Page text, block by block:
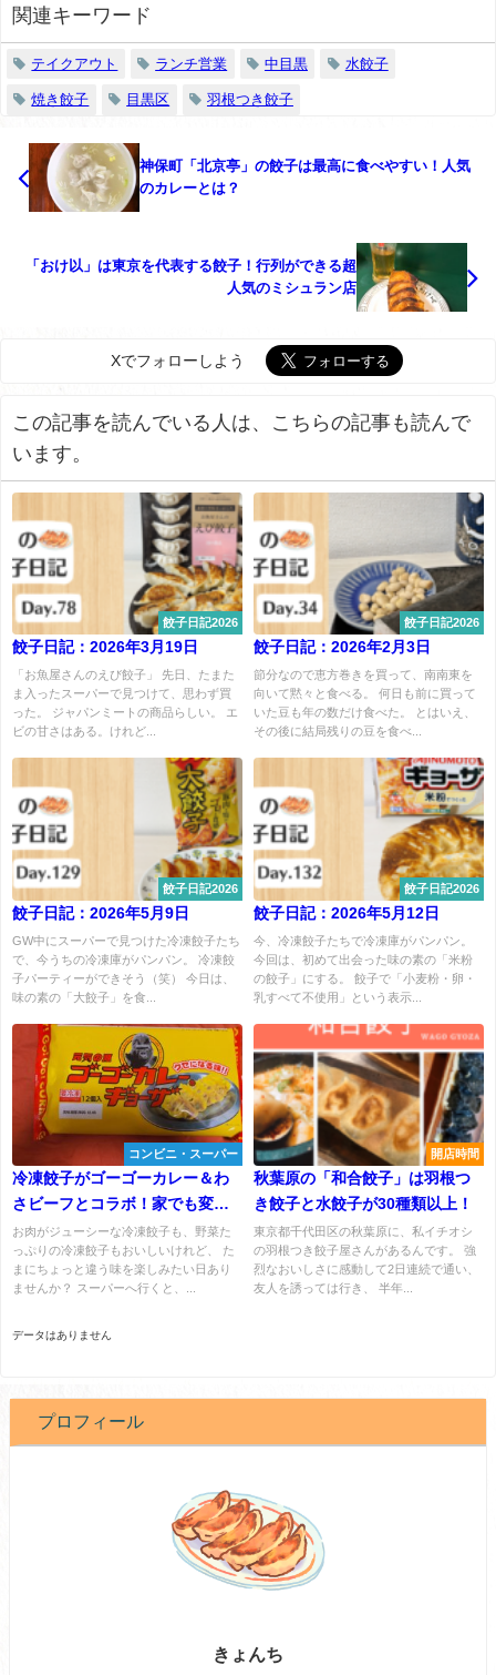
関連キーワード
テイクアウト ランチ営業 中目黒 水餃子
焼き餃子 目黒区 羽根つき餃子
神保町「北京亭」の餃子は最高に食べやすい！人気
のカレーとは？
「おけ以」は東京を代表する餃子！行列ができる超
人気のミシュラン店
Xでフォローしよう
この記事を読んでいる人は、こちらの記事も読んで
います。
餃子日記2026
餃子日記：2026年3月19日
「お魚屋さんのえび餃子」 先日、たまた
ま入ったスーパーで見つけて、思わず買
った。 ジャパンミートの商品らしい。 エ
ビの甘さはある。けれど...
餃子日記2026
餃子日記：2026年2月3日
節分なので恵方巻きを買って、南南東を
向いて黙々と食べる。 何日も前に買って
いた豆も年の数だけ食べた。 とはいえ、
その後に結局残りの豆を食べ...
餃子日記2026
餃子日記：2026年5月9日
GW中にスーパーで見つけた冷凍餃子たち
で、今うちの冷凍庫がパンパン。 冷凍餃
子パーティーができそう（笑） 今日は、
味の素の「大餃子」を食...
餃子日記2026
餃子日記：2026年5月12日
今、冷凍餃子たちで冷凍庫がパンパン。
今回は、初めて出会った味の素の「米粉
の餃子」にする。 餃子で「小麦粉・卵・
乳すべて不使用」という表示...
コンビニ・スーパー
冷凍餃子がゴーゴーカレー＆わ
さビーフとコラボ！家でも変わ
り種をどうぞ
お肉がジューシーな冷凍餃子も、野菜た
っぷりの冷凍餃子もおいしいけれど、 た
まにちょっと違う味を楽しみたい日あり
ませんか？ スーパーへ行くと、...
開店時間
秋葉原の「和合餃子」は羽根つ
き餃子と水餃子が30種類以上！
東京都千代田区の秋葉原に、私イチオシ
の羽根つき餃子屋さんがあるんです。 強
烈なおいしさに感動して2日連続で通い、
友人を誘っては行き、 半年...
データはありません
プロフィール
きょんち